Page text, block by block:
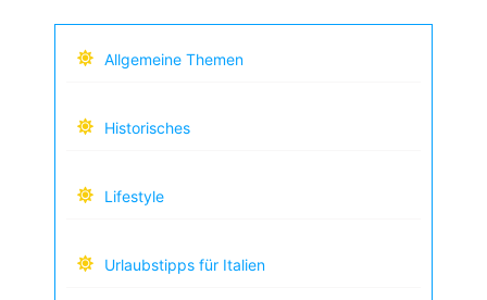
Allgemeine Themen
Historisches
Lifestyle
Urlaubstipps für Italien